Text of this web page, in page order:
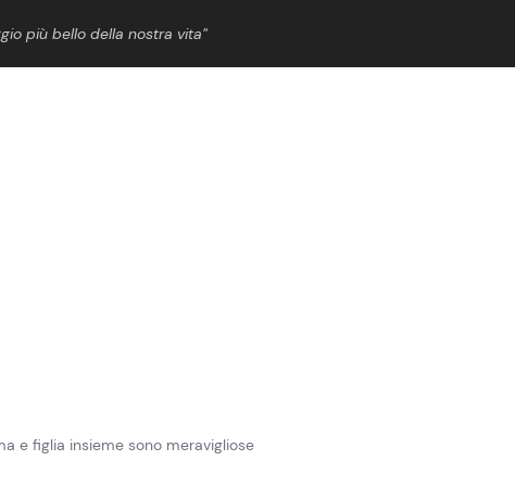
più bello della nostra vita”
e figlia insieme sono meravigliose